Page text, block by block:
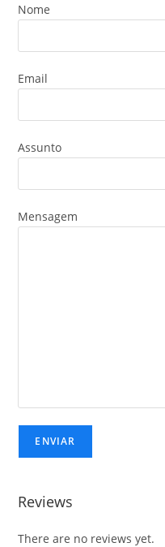
Nome
Email
Assunto
Mensagem
Reviews
There are no reviews yet.